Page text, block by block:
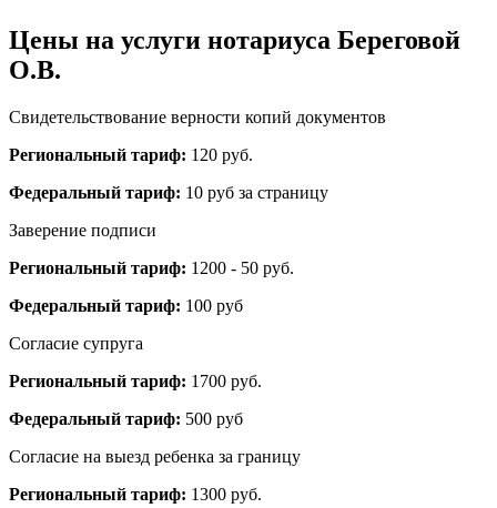
Цены на услуги нотариуса Береговой
О.В.
Свидетельствование верности копий документов
Региональный тариф: 120 руб.
Федеральный тариф: 10 руб за страницу
Заверение подписи
Региональный тариф: 1200 - 50 руб.
Федеральный тариф: 100 руб
Согласие супруга
Региональный тариф: 1700 руб.
Федеральный тариф: 500 руб
Согласие на выезд ребенка за границу
Региональный тариф: 1300 руб.